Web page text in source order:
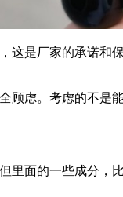
这是厂家的承诺
顾虑。考虑的不是
里面的一些成分，